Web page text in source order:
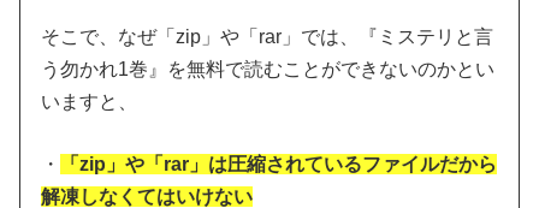
そこで、なぜ「zip」や「rar」では、『ミステリと言
う勿かれ1巻』を無料で読むことができないのかとい
いますと、
・
「zip」や「rar」は圧縮されているファイルだから
解凍しなくてはいけない